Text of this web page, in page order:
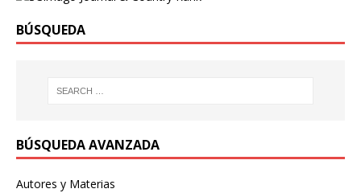
BÚSQUEDA
BÚSQUEDA AVANZADA
Autores y Materias